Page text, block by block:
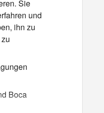
Sie
und
ihn zu
Boca